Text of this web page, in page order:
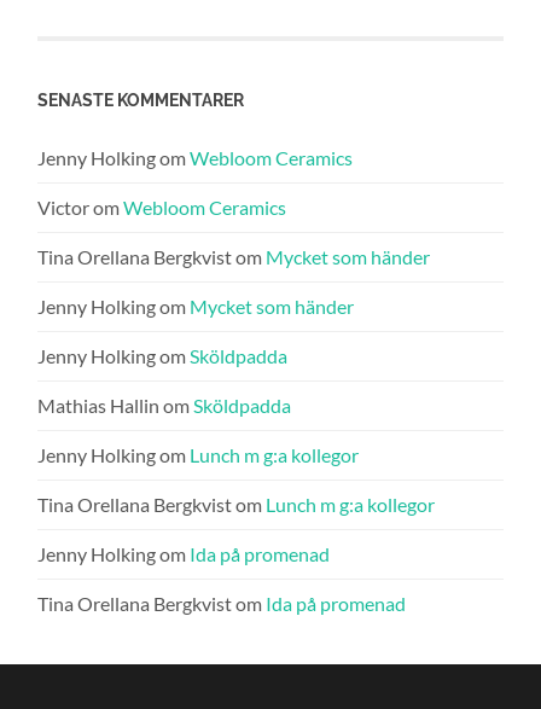
SENASTE KOMMENTARER
Jenny HolkingomWebloom Ceramics
VictoromWebloom Ceramics
Tina Orellana Bergkvistom Mycket som händer
Jenny Holkingom Mycket som händer
Jenny HolkingomSköldpadda
Mathias Hallin omSköldpadda
Jenny Holkingom Lunch m g:a kollegor
Tina Orellana Bergkvistom Lunch m g:a kollegor
Jenny Holkingom Ida på promenad
Tina Orellana Bergkvistom Ida på promenad